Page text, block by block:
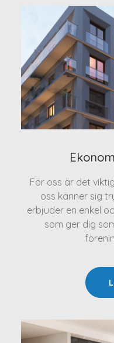
För oss är det
oss känner sig
erbjuder en enkel
som ger dig